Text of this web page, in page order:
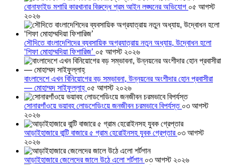
বোনাফাইড মশারি কারখানার বিরুদ্ধে শ্রম আইন লঙ্ঘনের অভিযোগ ০৫ আগস্ট
২০২৬
সৌদিতে বাংলাদেশিদের ব্যবসায়িক অগ্রযাত্রায় নতুন অধ্যায়, উদ্বোধন হলো
‘শিফা মোহাম্মদিয়া ফিশারিজ’ ০৫ আগস্ট ২০২৬
বাংলাদেশে এখন বিনিয়োগের বড় সম্ভাবনা, উন্নয়নের অংশীদার হোন প্রবাসীরা
— মোহাম্মদ সাইফুল্লাহ্ ০৫ আগস্ট ২০২৬
সোনারগাঁওয়ে ভয়াবহ লোডশেডিংয়ে জনজীবন চরমভাবে বিপর্যস্ত ০৩ আগস্ট
২০২৬
আড়াইহাজারে বান্টি বাজারে ৫ গ্রাম হেরোইনসহ যুবক গ্রেপ্তার ০৩ আগস্ট
২০২৬
আড়াইহাজারে জেলেদের জালে উঠে এলো শর্টগান ০৩ আগস্ট ২০২৬